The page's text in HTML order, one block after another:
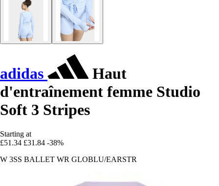
adidas
Haut
d'entraînement femme Studio
Soft 3 Stripes
Starting at
£51.34 £31.84 -38%
W 3SS BALLET WR GLOBLU/EARSTR